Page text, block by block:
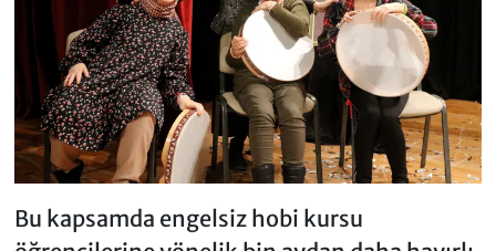
Bu kapsamda engelsiz hobi kursu